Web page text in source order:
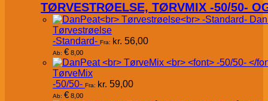
TØRVESTRØELSE, TØRVMIX -50/50-
Tørvestrøelse
-Standard- Fra: kr. 56,00
Ab: € 8,00
TørveMix
-50/50- Fra: kr. 59,00
Ab: € 8,00